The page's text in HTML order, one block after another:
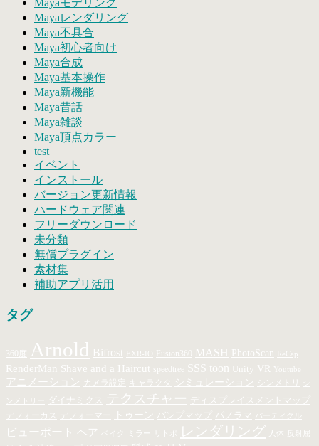
Mayaモデリング
Mayaレンダリング
Maya不具合
Maya初心者向け
Maya合成
Maya基本操作
Maya新機能
Maya昔話
Maya雑談
Maya頂点カラー
test
イベント
インストール
バージョン更新情報
ハードウェア関連
フリーダウンロード
未分類
無償プラグイン
素材集
補助アプリ活用
タグ
360度 Arnold Bifrost EXR-IO Fusion360 MASH PhotoScan ReCap
RenderMan Shave and a Haircut speedtree SSS toon Unity VR Youtube
アニメーション カメラ設定 キャラクタ シミュレーション シンメトリ
ンメトリー ダイナミクス テクスチャー ディスプレイスメントマップ
デフォーカス デフォーマー トゥーン バンプマップ パノラマ パーティクル
ビューポート ヘア ベイク ミラー レンダリング 人体
反射屈